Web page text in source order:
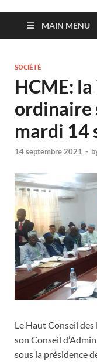
MAIN MENU
SOCIÉTÉ
HCME:
ordinaire
mardi 14
14 septembre 2021 -
Le Haut Conseil
son Conseil
sous la présidence